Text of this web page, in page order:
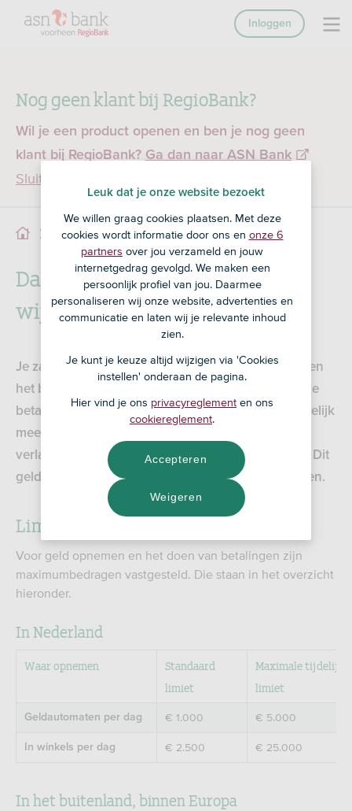
Nog geen klant bij RegioBank?
Wil je een product openen en ben je nog geen
klant bij RegioBank? Ga dan naar ASN Bank
Sluiten
Inloggen
Service Daglimiet betaalpas
Daglimiet zakelijke betaalpas
wijzigen
Je zakelijke betaalpas heeft limieten in Nederland en
het buitenland. Je kunt de daglimiet van je zakelijke
betaalpas bij RegioBank verhogen, wanneer je tijdelijk
meer nodig hebt dan de geldende limiet, en ook
verlagen of weer verhogen tot de standaardlimiet. Dit
geldt ook voor de Apple Pay en Google Pay limieten.
Limieten op de betaalpas
Voor geld opnemen en het doen van betalingen zijn
maximumbedragen vastgesteld. Die staan in het overzicht
hieronder.
In Nederland
Waar opnemen
Standaard
limiet
Maximale tijdelijke
limiet
Geldautomaten per dag € 1.000 € 5.000
In winkels per dag € 2.500 € 25.000
In het buitenland, binnen Europa
Leuk dat je onze website bezoekt
We willen graag cookies plaatsen. Met deze
cookies wordt informatie door ons en onze 6
partners over jou verzameld en jouw
internetgedrag gevolgd. We maken een
persoonlijk profiel van jou. Daarmee
personaliseren wij onze website, advertenties en
communicatie en laten wij je relevante inhoud
zien.
Je kunt je keuze altijd wijzigen via 'Cookies
instellen' onderaan de pagina.
Hier vind je ons privacyreglement en ons
cookiereglement.
Weigeren
Accepteren